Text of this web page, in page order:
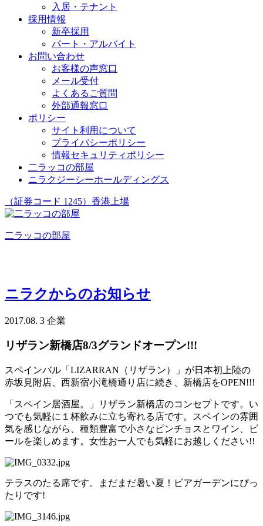
入居・テナント
採用情報
新卒採用
パート・アルバイト
お問い合わせ
お客様の声窓口
メール受付
よくあるご質問
外部通報窓口
ポリシー
サイト利用について
プライバシーポリシー
情報セキュリティポリシー
二ラッコの部屋
ニラクジーシーホールディングス
（証券コード 1245）香港上場
二ラッコの部屋
ニラクからのお知らせ
2017.08. 3 企業
リザラン新橋店8/3グランドオープン!!!
スペインバル「LIZARRAN（リザラン）」が日本初上陸の
赤坂見附店、西新宿小滝橋通り店に続き、新橋店をOPEN!!!
「スペイン居酒屋。」リザラン新橋店のコンセプトです。い
つでも気軽に１杯飲みに立ち寄れる店です。スペインの雰囲
気を感じながら、種類豊富で小さなピンチョスとワイン、ビ
ールを楽しめます。女性お一人でも気軽にお越しください!!
テラスのたる席です。まだまだ暑い夏！ビアガーデンにぴっ
たりです!